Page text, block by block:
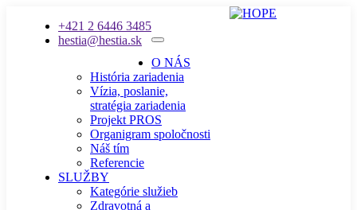
+421 2 6446 3485
hestia@hestia.sk
O NÁS
História zariadenia
Vízia, poslanie,
stratégia zariadenia
Projekt PROS
Organigram spoločnosti
Náš tím
Referencie
SLUŽBY
Kategórie služieb
Zdravotná a